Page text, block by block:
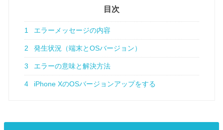
目次
1 エラーメッセージの内容
2 発生状況（端末とOSバージョン）
3 エラーの意味と解決方法
4 iPhone XのOSバージョンアップをする